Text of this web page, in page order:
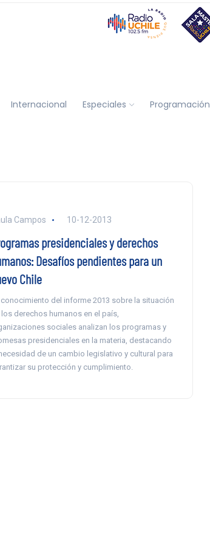
Internacional Especiales Programación
Campos 10-12-2013
presidenciales y derechos
Desafíos pendientes para un
Chile
conocimiento del informe 2013 sobre la situación
los derechos humanos en el país,
sociales analizan los programas y
presidenciales en la materia, destacando
de un cambio legislativo y cultural para
su protección y cumplimiento.